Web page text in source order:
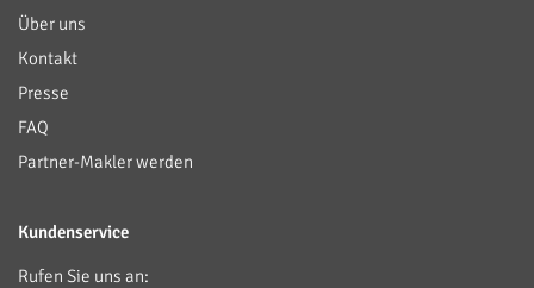
Über uns
Kontakt
Presse
FAQ
Partner-Makler werden
Kundenservice
Rufen Sie uns an: